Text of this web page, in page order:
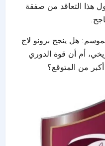
هذا التعاقد من صفقة
هل ينجح برونو لاج
أم أن قوة الدوري
من المتوقع؟